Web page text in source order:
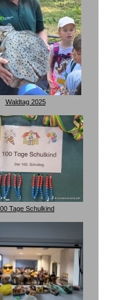
Waldtag 2025
Tage Schulkind